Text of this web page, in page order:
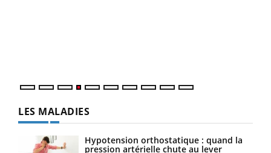
LES MALADIES
Hypotension orthostatique : quand la
pression artérielle chute au lever